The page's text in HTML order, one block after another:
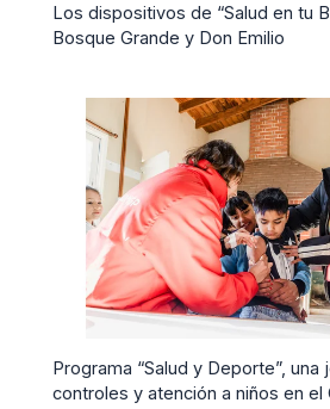
Los dispositivos de “Salud en tu
Bosque Grande y Don Emilio
Programa “Salud y Deporte”, una
controles y atención a niños en el